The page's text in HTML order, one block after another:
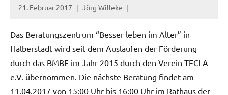
21. Februar 2017 Jörg Willeke
Das Beratungszentrum “Besser leben im Alter” in
Halberstadt wird seit dem Auslaufen der Förderung
durch das BMBF im Jahr 2015 durch den Verein TECLA
e.V. übernommen. Die nächste Beratung findet am
11.04.2017 von 15:00 Uhr bis 16:00 Uhr im Rathaus der